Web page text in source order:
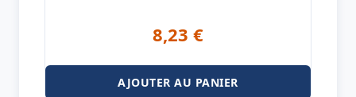
8,23 €
AJOUTER AU PANIER